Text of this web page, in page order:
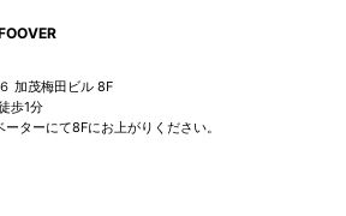
加茂梅田ビル 8F
歩1分
ターにて8Fにお上がりください。